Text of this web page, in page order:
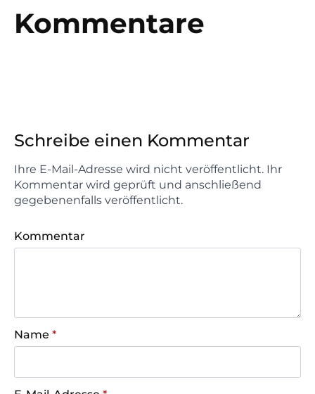
Kommentare
Schreibe einen Kommentar
Ihre E-Mail-Adresse wird nicht veröffentlicht. Ihr
Kommentar wird geprüft und anschließend
gegebenenfalls veröffentlicht.
Kommentar
Name *